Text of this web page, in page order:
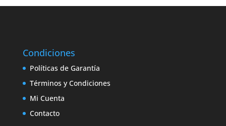
Condiciones
Políticas de Garantía
Términos y Condiciones
Mi Cuenta
Contacto